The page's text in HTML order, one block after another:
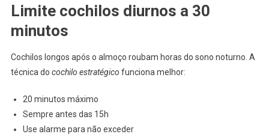
Limite cochilos diurnos a 30
minutos
Cochilos longos após o almoço roubam horas do sono noturno. A
técnica do cochilo estratégico funciona melhor:
20 minutos máximo
Sempre antes das 15h
Use alarme para não exceder